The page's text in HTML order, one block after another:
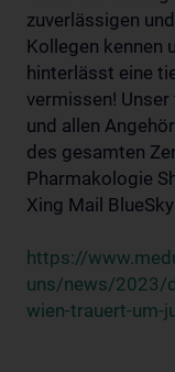
zuverlässigen
Kollegen kennen
hinterlässt eine
vermissen!
und allen
des gesamten
Pharmakologie
Xing Mail
https://
uns/news/2023/
wien-trauert-um-